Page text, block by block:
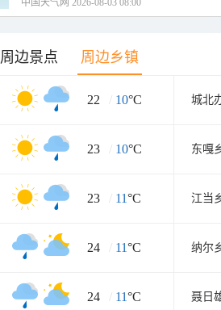
中国天气网 2026-08-03 08:00
周边景点 周边乡镇
22 / 10°C 城北
23 / 10°C 东嘎
23 / 11°C 江当
24 / 11°C 纳尔
24 / 11°C 聂日